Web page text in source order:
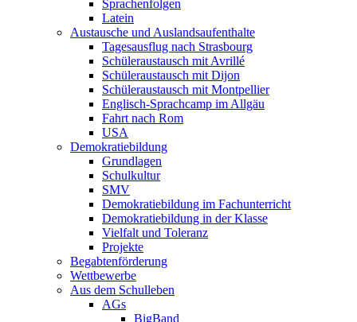
Sprachenfolgen
Latein
Austausche und Auslandsaufenthalte
Tagesausflug nach Strasbourg
Schüleraustausch mit Avrillé
Schüleraustausch mit Dijon
Schüleraustausch mit Montpellier
Englisch-Sprachcamp im Allgäu
Fahrt nach Rom
USA
Demokratiebildung
Grundlagen
Schulkultur
SMV
Demokratiebildung im Fachunterricht
Demokratiebildung in der Klasse
Vielfalt und Toleranz
Projekte
Begabtenförderung
Wettbewerbe
Aus dem Schulleben
AGs
BigBand